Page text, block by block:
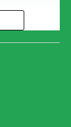
pontos e
Bahia, que